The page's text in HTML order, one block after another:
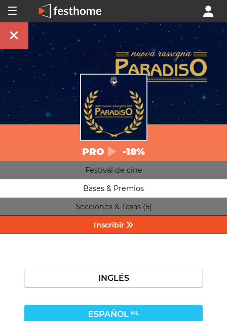
PRO -18%
Festival de cine
Bases & Premios
Secciones & Tasas (5)
Inscribir
INGLÉS
ESPAÑOL ML